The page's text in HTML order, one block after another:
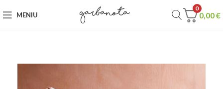
MENIU
0
0,00€